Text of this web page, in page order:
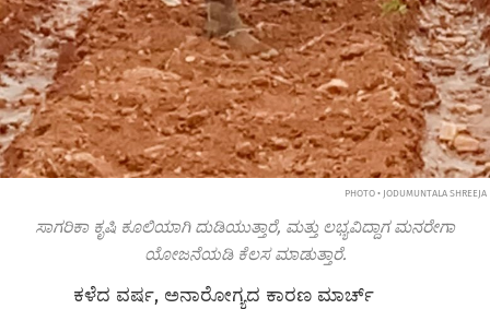
PHOTO • JODUMUNTALA SHREEJA
ಸಾಗರಿಕಾ ಕೃಷಿ ಕೂಲಿಯಾಗಿ ದುಡಿಯುತ್ತಾರೆ, ಮತ್ತು ಲಭ್ಯವಿದ್ದಾಗ ಮನರೇಗಾ
ಯೋಜನೆಯಡಿ ಕೆಲಸ ಮಾಡುತ್ತಾರೆ.
ಕಳೆದ ವರ್ಷ, ಅನಾರೋಗ್ಯದ ಕಾರಣ ಮಾರ್ಚ್